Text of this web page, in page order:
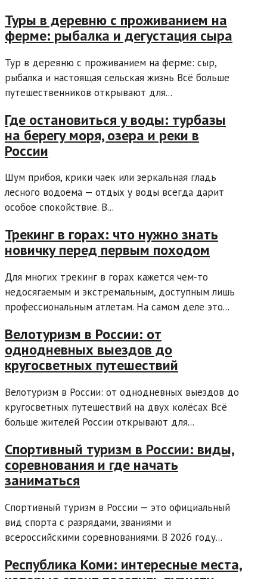
Туры в деревню с проживанием на
ферме: рыбалка и дегустация сыра
Тур в деревню с проживанием на ферме: сыр,
рыбалка и настоящая сельская жизнь Всё больше
путешественников открывают для...
Где остановиться у воды: турбазы
на берегу моря, озера и реки в
России
Шум прибоя, крики чаек или зеркальная гладь
лесного водоема — отдых у воды всегда дарит
особое спокойствие. В...
Трекинг в горах: что нужно знать
новичку перед первым походом
Для многих трекинг в горах кажется чем-то
недосягаемым и экстремальным, доступным лишь
профессиональным атлетам. На самом деле это...
Велотуризм в России: от
однодневных выездов до
кругосветных путешествий
Велотуризм в России: от однодневных выездов до
кругосветных путешествий на двух колёсах Всё
больше жителей России открывают для...
Спортивный туризм в России: виды,
соревнования и где начать
заниматься
Спортивный туризм в России — это официальный
вид спорта с разрядами, званиями и
всероссийскими соревнованиями. В 2026 году...
Республика Коми: интересные места,